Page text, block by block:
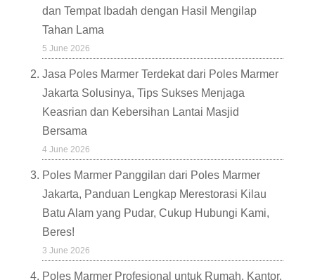
dan Tempat Ibadah dengan Hasil Mengilap
Tahan Lama
5 June 2026
Jasa Poles Marmer Terdekat dari Poles Marmer
Jakarta Solusinya, Tips Sukses Menjaga
Keasrian dan Kebersihan Lantai Masjid
Bersama
4 June 2026
Poles Marmer Panggilan dari Poles Marmer
Jakarta, Panduan Lengkap Merestorasi Kilau
Batu Alam yang Pudar, Cukup Hubungi Kami,
Beres!
3 June 2026
Poles Marmer Profesional untuk Rumah, Kantor,